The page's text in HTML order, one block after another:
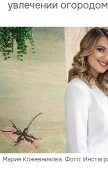
увлечении огородом
Мария Кожевникова. Фото: